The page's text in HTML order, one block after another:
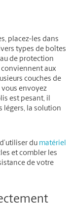
placez-les dans
types de boîtes
de protection
conviennent aux
couches de
vous envoyez
est pesant, il
légers, la solution
du matériel
et combler les
de votre